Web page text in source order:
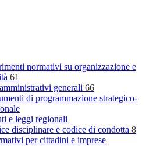
normativi su organizzazione e
61
generali 66
di programmazione strategico-
e leggi regionali
disciplinare e codice di condotta 8
per cittadini e imprese